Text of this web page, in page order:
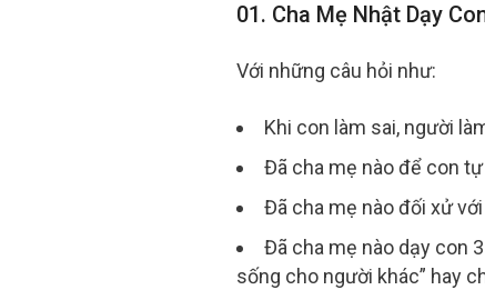
01. Cha Mẹ Nhật Dạy
Với những câu hỏi như:
Khi con làm sai, người
Đã cha mẹ nào để con
Đã cha mẹ nào đối xử
Đã cha mẹ nào dạy con
sống cho người khác” hay